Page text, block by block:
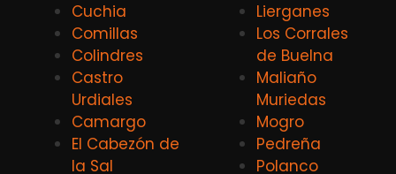
Cuchia
Comillas
Colindres
Castro
Urdiales
Camargo
El Cabezón de
la Sal
Lierganes
Los Corrales
de Buelna
Maliaño
Muriedas
Mogro
Pedreña
Polanco